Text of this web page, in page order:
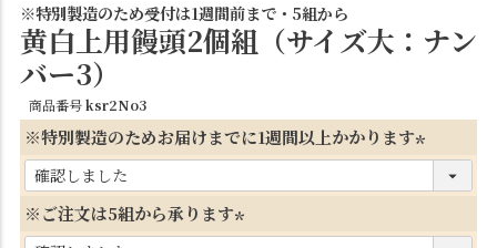
※特別製造のため受付は1週間前まで・5組から
黄白上用饅頭2個組（サイズ大：ナン
バー3）
商品番号ksr2No3
※特別製造のためお届けまでに1週間以上かかります
必
※ご注文は5組から承ります